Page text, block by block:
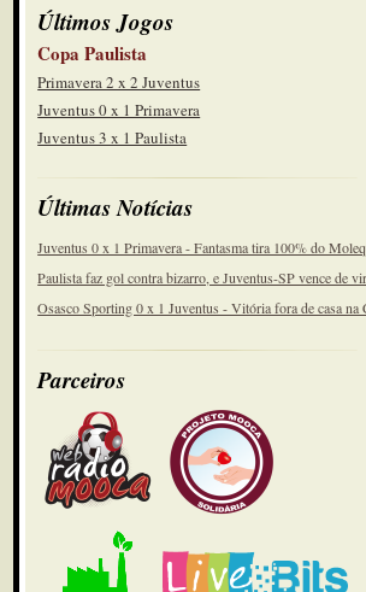
Últimos Jogos
Copa Paulista
Primavera 2 x 2 Juventus
Juventus 0 x 1 Primavera
Juventus 3 x 1 Paulista
Últimas Notícias
Juventus 0 x 1 Primavera - Fantasma tira 100% do
Paulista faz gol contra bizarro, e Juventus-SP vence de
Osasco Sporting 0 x 1 Juventus - Vitória fora de casa na
Parceiros